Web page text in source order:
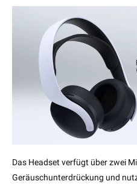
Das Headset verfügt über zwei
Geräuschunterdrückung und